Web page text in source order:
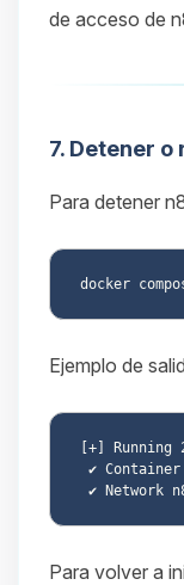
de acceso de
7. Detener
Para detener
Ejemplo de
[+] Running
Para volver a